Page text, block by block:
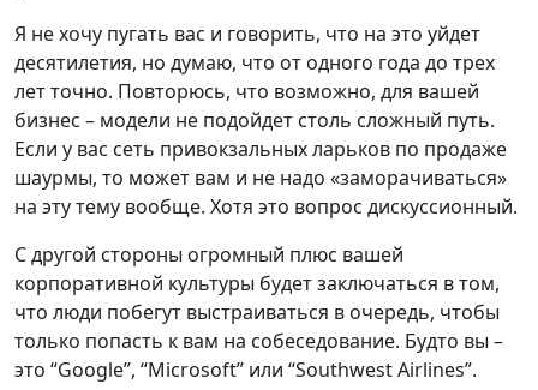
Я не хочу пугать вас и говорить, что на это уйдет
десятилетия, но думаю, что от одного года до трех
лет точно. Повторюсь, что возможно, для вашей
бизнес – модели не подойдет столь сложный путь.
Если у вас сеть привокзальных ларьков по продаже
шаурмы, то может вам и не надо «заморачиваться»
на эту тему вообще. Хотя это вопрос дискуссионный.
С другой стороны огромный плюс вашей
корпоративной культуры будет заключаться в том,
что люди побегут выстраиваться в очередь, чтобы
только попасть к вам на собеседование. Будто вы –
это “Google”, “Microsoft” или “Southwest Airlines”.